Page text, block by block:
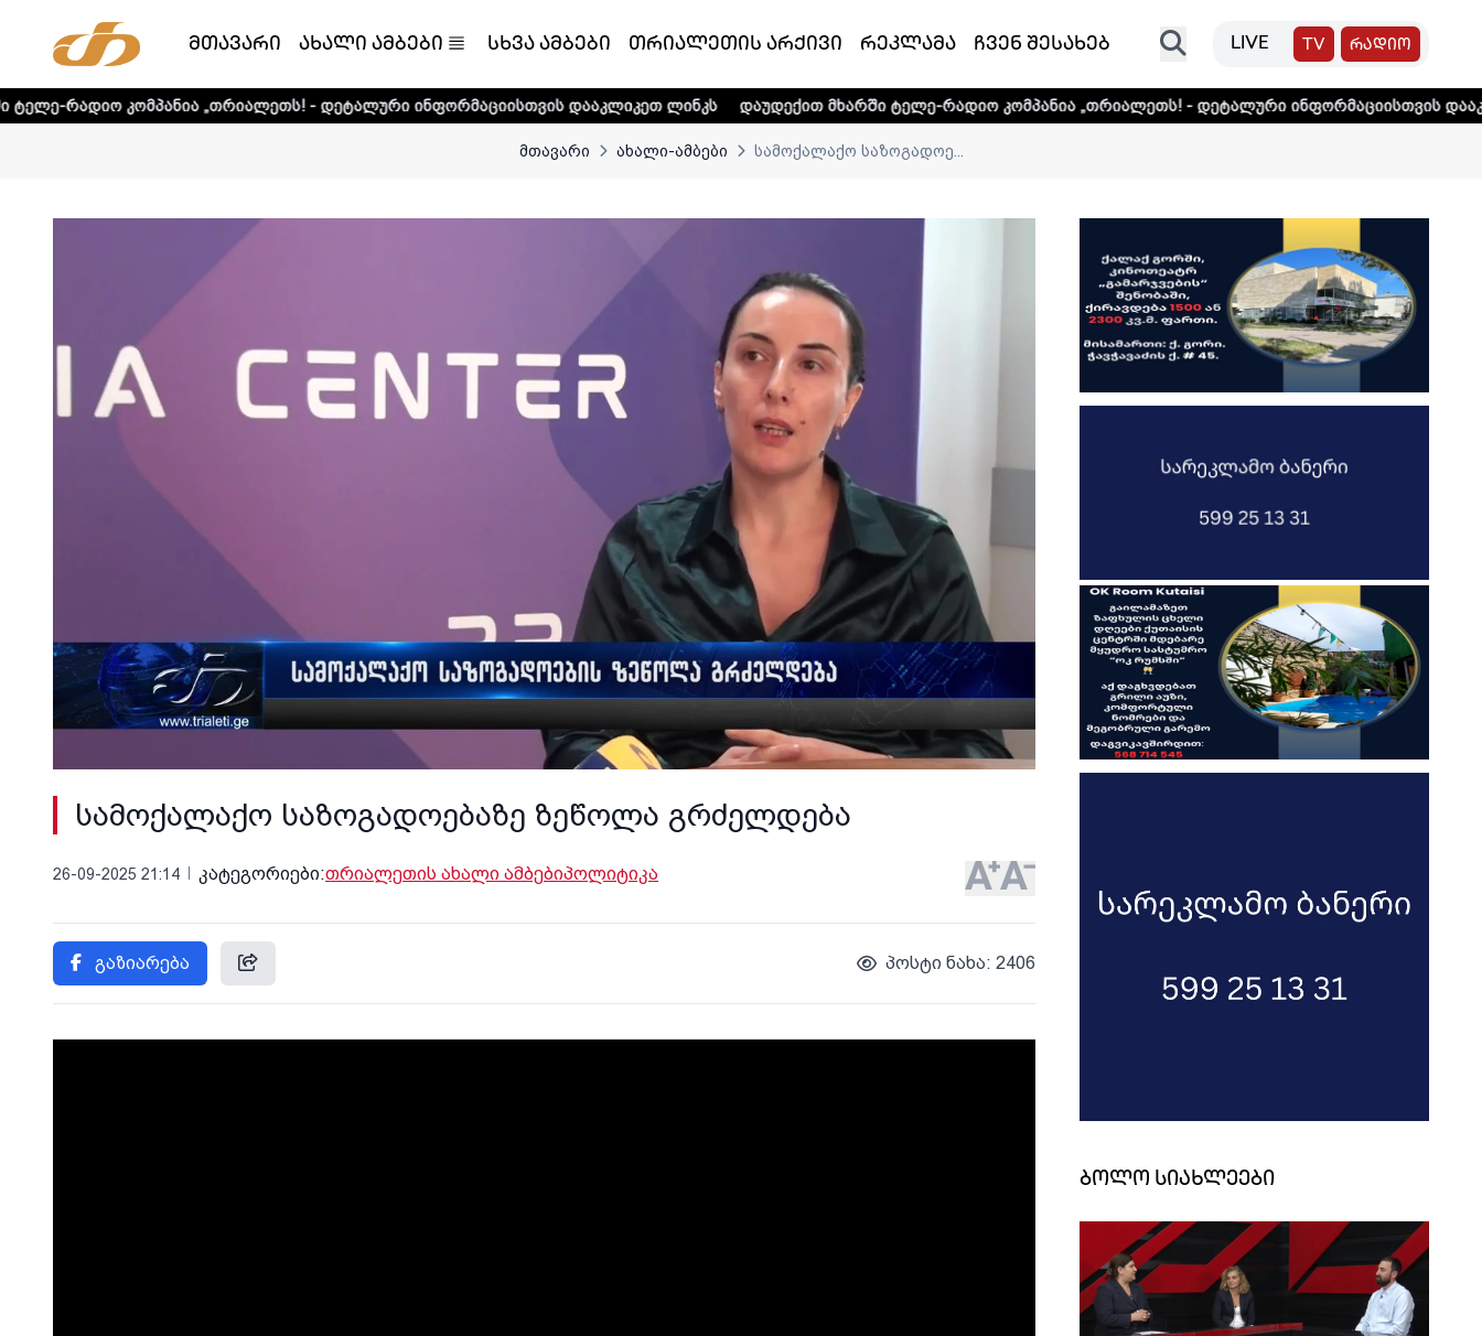
მთავარი ახალი ამბები სხვა ამბები თრიალეთის არქივი რეკლამა ჩვენ შესახებ LIVE TV რადიო
„თრიალეთს! - დეტალური ინფორმაციისთვის დააკლიკეთ ლინკს დაუდექით მხარში ტელე-რადიო კომპანია „თრიალეთს! - დეტალური ინფორმაციისთვის დააკლიკეთ ლინკს
მთავარი ახალი-ამბები სამოქალაქო საზოგადოე...
სამოქალაქო საზოგადოებაზე ზეწოლა გრძელდება
26-09-2025 21:14 კატეგორიები:თრიალეთის ახალი ამბებიპოლიტიკა
გაზიარება პოსტი ნახა: 2406
ბოლო სიახლეები